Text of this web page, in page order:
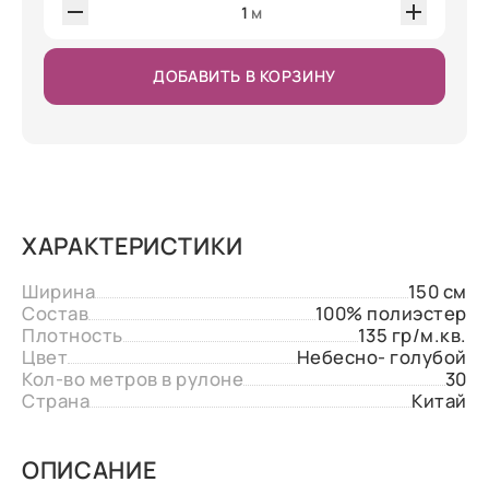
1 м
ДОБАВИТЬ В КОРЗИНУ
ХАРАКТЕРИСТИКИ
Ширина
150 см
Состав
100% полиэстер
Плотность
135 гр/м.кв.
Цвет
Небесно- голубой
Кол-во метров в рулоне
30
Страна
Китай
ОПИСАНИЕ